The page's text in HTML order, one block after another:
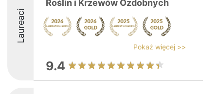
Laureaci
Roślin i Krzewów Ozdobnych
Pokaż więcej >>
9.4